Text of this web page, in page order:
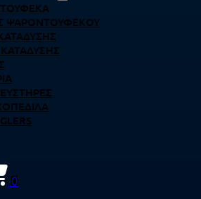
ΨΑΡΟΝΤΟΎΦΕΚΟΥ
ΚΑΤΆΔΥΣΗΣ
0